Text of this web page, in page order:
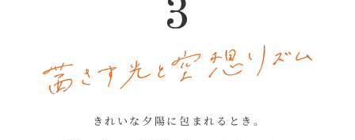
きれいな夕陽に包まれるとき。